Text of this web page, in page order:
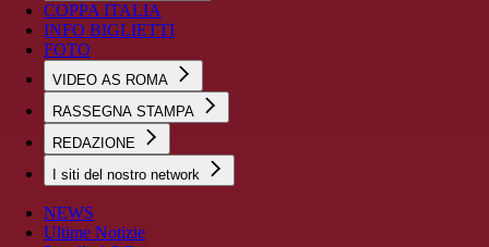
COPPA ITALIA
INFO BIGLIETTI
FOTO
VIDEO AS ROMA
RASSEGNA STAMPA
REDAZIONE
I siti del nostro network
NEWS
Ultime Notizie